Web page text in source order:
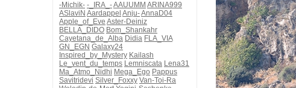
-Michik- -_IRA_-AAUUMM ARINA999
ASlaviN Aardappel Anju-AnnaD04
Apple_of_Eve Aster-Deiniz
BELLA_DIDO Bom_Shankahr
Cayetana_de_Alba Didia FLA_VIA
GN_EGN Galaxy24
Inspired_by_Mystery Kailash
Le_vent_du_temps Lemniscata Lena31
Ma_Atmo_Nidhi Mega_Ego Pappus
Savitridevi Silver_Foxxy Van-Toi-Ra